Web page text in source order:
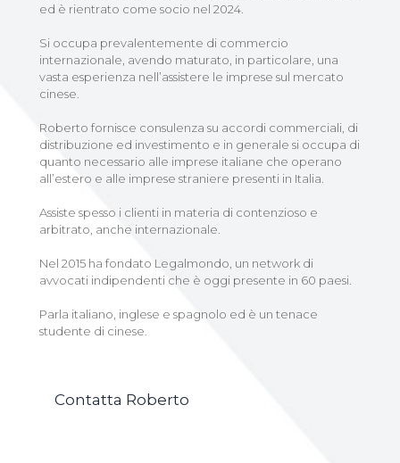
ed è rientrato come socio nel 2024.
Si occupa prevalentemente di commercio
internazionale, avendo maturato, in particolare, una
vasta esperienza nell’assistere le imprese sul mercato
cinese.
Roberto fornisce consulenza su accordi commerciali, di
distribuzione ed investimento e in generale si occupa di
quanto necessario alle imprese italiane che operano
all’estero e alle imprese straniere presenti in Italia.
Assiste spesso i clienti in materia di contenzioso e
arbitrato, anche internazionale.
Nel 2015 ha fondato Legalmondo, un network di
avvocati indipendenti che è oggi presente in 60 paesi.
Parla italiano, inglese e spagnolo ed è un tenace
studente di cinese.
Contatta Roberto